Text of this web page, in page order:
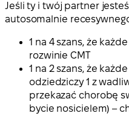
Jeśli ty i twój partner
autosomalnie
1 na 4 szans, że
rozwinie CMT
1 na 2 szans, że
odziedziczy 1 z
przekazać chorobę
bycie nosicielem) –